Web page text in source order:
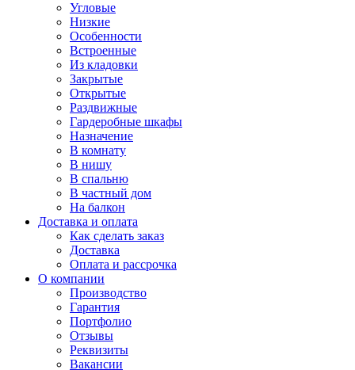
Угловые
Низкие
Особенности
Встроенные
Из кладовки
Закрытые
Открытые
Раздвижные
Гардеробные шкафы
Назначение
В комнату
В нишу
В спальню
В частный дом
На балкон
Доставка и оплата
Как сделать заказ
Доставка
Оплата и рассрочка
О компании
Производство
Гарантия
Портфолио
Отзывы
Реквизиты
Вакансии